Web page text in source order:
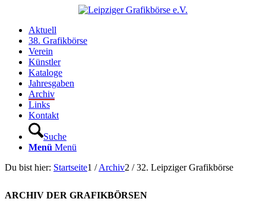
Aktuell
38. Grafikbörse
Verein
Künstler
Kataloge
Jahresgaben
Archiv
Links
Kontakt
Suche
Menü Menü
Du bist hier: Startseite1 / Archiv2 / 32. Leipziger Grafikbörse
ARCHIV DER GRAFIKBÖRSEN